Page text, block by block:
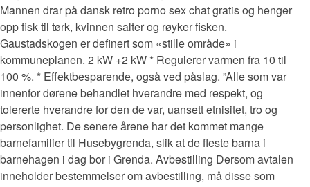
Mannen drar på dansk retro porno sex chat gratis og henger
opp fisk til tørk, kvinnen salter og røyker fisken.
Gaustadskogen er definert som «stille område» i
kommuneplanen. 2 kW +2 kW * Regulerer varmen fra 10 til
100 %. * Effektbesparende, også ved påslag. ”Alle som var
innenfor dørene behandlet hverandre med respekt, og
tolererte hverandre for den de var, uansett etnisitet, tro og
personlighet. De senere årene har det kommet mange
barnefamilier til Husebygrenda, slik at de fleste barna i
barnehagen i dag bor i Grenda. Avbestilling Dersom avtalen
inneholder bestemmelser om avbestilling, må disse som